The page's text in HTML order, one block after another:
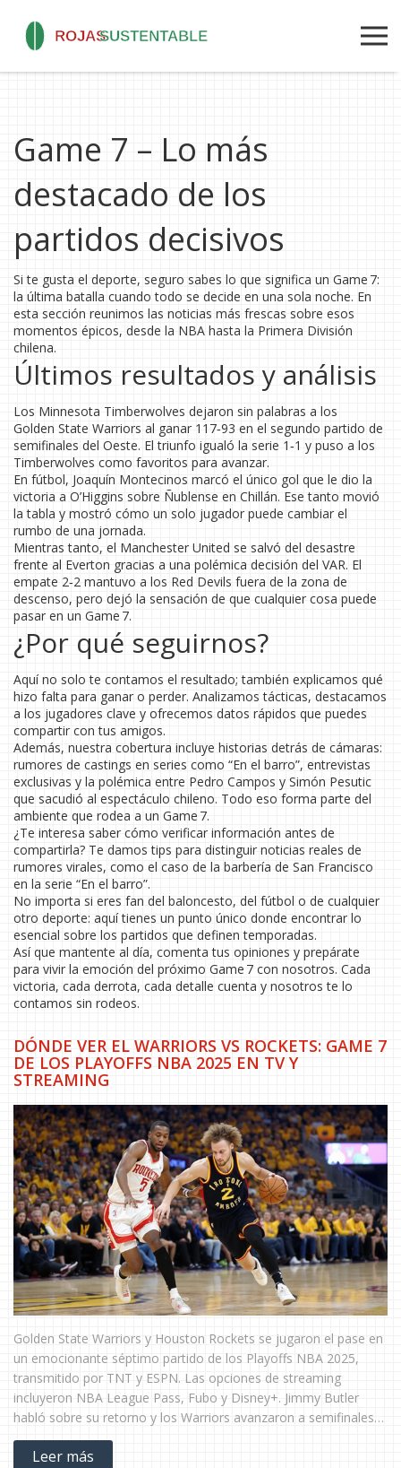
Game 7 – Lo más
destacado de los
partidos decisivos
Si te gusta el deporte, seguro sabes lo que significa un Game 7:
la última batalla cuando todo se decide en una sola noche. En
esta sección reunimos las noticias más frescas sobre esos
momentos épicos, desde la NBA hasta la Primera División
chilena.
Últimos resultados y análisis
Los Minnesota Timberwolves dejaron sin palabras a los
Golden State Warriors al ganar 117‑93 en el segundo partido de
semifinales del Oeste. El triunfo igualó la serie 1‑1 y puso a los
Timberwolves como favoritos para avanzar.
En fútbol, Joaquín Montecinos marcó el único gol que le dio la
victoria a O’Higgins sobre Ñublense en Chillán. Ese tanto movió
la tabla y mostró cómo un solo jugador puede cambiar el
rumbo de una jornada.
Mientras tanto, el Manchester United se salvó del desastre
frente al Everton gracias a una polémica decisión del VAR. El
empate 2‑2 mantuvo a los Red Devils fuera de la zona de
descenso, pero dejó la sensación de que cualquier cosa puede
pasar en un Game 7.
¿Por qué seguirnos?
Aquí no solo te contamos el resultado; también explicamos qué
hizo falta para ganar o perder. Analizamos tácticas, destacamos
a los jugadores clave y ofrecemos datos rápidos que puedes
compartir con tus amigos.
Además, nuestra cobertura incluye historias detrás de cámaras:
rumores de castings en series como “En el barro”, entrevistas
exclusivas y la polémica entre Pedro Campos y Simón Pesutic
que sacudió al espectáculo chileno. Todo eso forma parte del
ambiente que rodea a un Game 7.
¿Te interesa saber cómo verificar información antes de
compartirla? Te damos tips para distinguir noticias reales de
rumores virales, como el caso de la barbería de San Francisco
en la serie “En el barro”.
No importa si eres fan del baloncesto, del fútbol o de cualquier
otro deporte: aquí tienes un punto único donde encontrar lo
esencial sobre los partidos que definen temporadas.
Así que mantente al día, comenta tus opiniones y prepárate
para vivir la emoción del próximo Game 7 con nosotros. Cada
victoria, cada derrota, cada detalle cuenta y nosotros te lo
contamos sin rodeos.
DÓNDE VER EL WARRIORS VS ROCKETS: GAME 7
DE LOS PLAYOFFS NBA 2025 EN TV Y
STREAMING
Golden State Warriors y Houston Rockets se jugaron el pase en
un emocionante séptimo partido de los Playoffs NBA 2025,
transmitido por TNT y ESPN. Las opciones de streaming
incluyeron NBA League Pass, Fubo y Disney+. Jimmy Butler
habló sobre su retorno y los Warriors avanzaron a semifinales
del Oeste.
Leer más